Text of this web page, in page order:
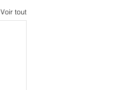
Voir tout